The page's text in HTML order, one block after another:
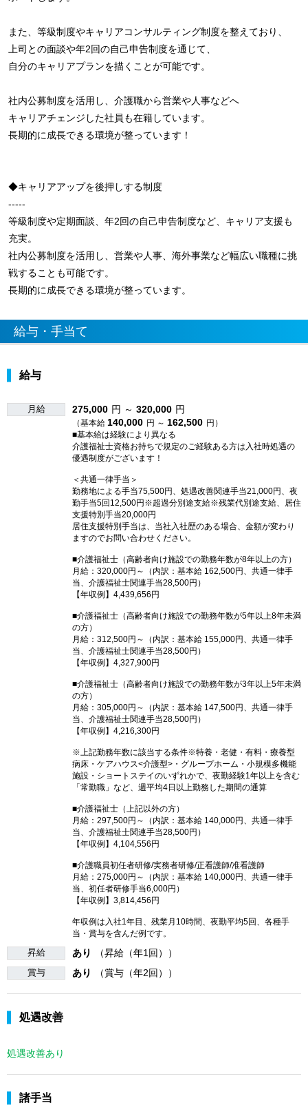
また、等級制度やキャリアコンサルティング制度を整えており、
上司との面談や年2回の自己申告制度を通じて、
自分のキャリアプランを描くことが可能です。
社内公募制度を活用し、介護職から営業や人事などへ
キャリアチェンジした社員も在籍しています。
長期的に成長できる環境が整っています！
◆キャリアアップを後押しする制度
-----
等級制度や定期面談、年2回の自己申告制度など、キャリア支援も
充実。
社内公募制度を活用し、営業や人事、海外事業など幅広い職種に挑
戦することも可能です。
長期的に成長できる環境が整っています。
給与・手当て
給与
月給 275,000 円 ～ 320,000 円
（基本給 140,000 円 ～ 162,500 円）
■基本給は経験により異なる
介護福祉士資格お持ちで規定のご経験ある方は入社時処遇の
優遇制度がございます！
＜共通一律手当＞
勤務地による手当75,500円、処遇改善関連手当21,000円、夜
勤手当5回12,500円※超過分別途支給※残業代別途支給、居住
支援特別手当20,000円
居住支援特別手当は、当社入社歴のある場合、金額が変わり
ますのでお問い合わせください。
■介護福祉士（高齢者向け施設での勤務年数が8年以上の方）
月給：320,000円～（内訳：基本給 162,500円、共通一律手
当、介護福祉士関連手当28,500円）
【年収例】4,439,656円
■介護福祉士（高齢者向け施設での勤務年数が5年以上8年未満
の方）
月給：312,500円～（内訳：基本給 155,000円、共通一律手
当、介護福祉士関連手当28,500円）
【年収例】4,327,900円
■介護福祉士（高齢者向け施設での勤務年数が3年以上5年未満
の方）
月給：305,000円～（内訳：基本給 147,500円、共通一律手
当、介護福祉士関連手当28,500円）
【年収例】4,216,300円
※上記勤務年数に該当する条件※特養・老健・有料・療養型
病床・ケアハウス<介護型>・グループホーム・小規模多機能
施設・ショートステイのいずれかで、夜勤経験1年以上を含む
「常勤職」など、週平均4日以上勤務した期間の通算
■介護福祉士（上記以外の方）
月給：297,500円～（内訳：基本給 140,000円、共通一律手
当、介護福祉士関連手当28,500円）
【年収例】4,104,556円
■介護職員初任者研修/実務者研修/正看護師/准看護師
月給：275,000円～（内訳：基本給 140,000円、共通一律手
当、初任者研修手当6,000円）
【年収例】3,814,456円
年収例は入社1年目、残業月10時間、夜勤平均5回、各種手
当・賞与を含んだ例です。
昇給 あり （昇給（年1回））
賞与 あり （賞与（年2回））
処遇改善
処遇改善あり
諸手当